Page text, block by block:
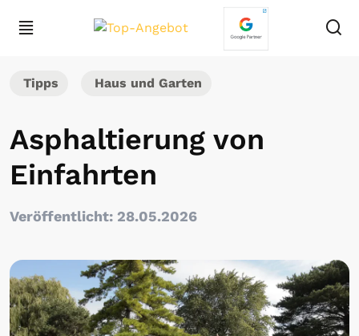
Tipps Haus und Garten
Asphaltierung von
Einfahrten
Veröffentlicht: 28.05.2026